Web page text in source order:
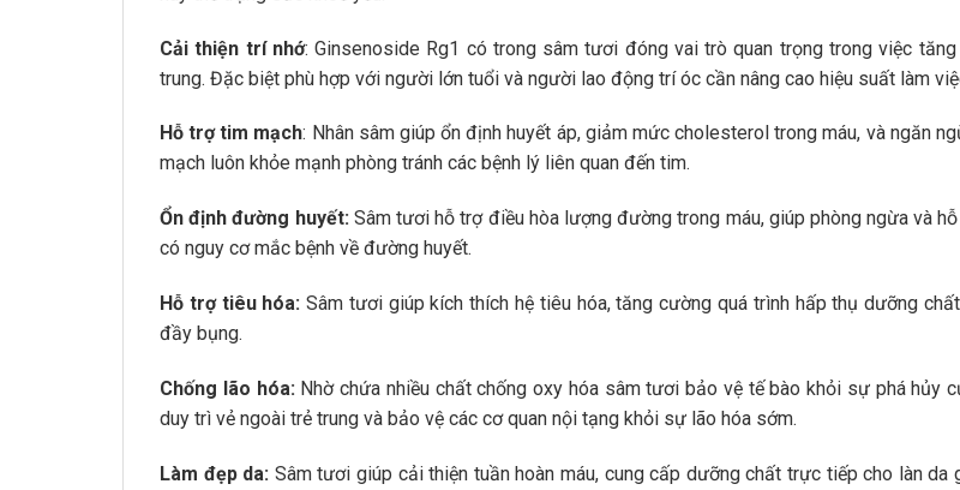
Cải thiện trí nhớ: Ginsenoside Rg1 có trong sâm tươi đóng vai trò quan trọng trong việc
trung. Đặc biệt phù hợp với người lớn tuổi và người lao động trí óc cần nâng cao hiệu suất làm
Hỗ trợ tim mạch: Nhân sâm giúp ổn định huyết áp, giảm mức cholesterol trong máu, và ngăn
mạch luôn khỏe mạnh phòng tránh các bệnh lý liên quan đến tim.
Ổn định đường huyết: Sâm tươi hỗ trợ điều hòa lượng đường trong máu, giúp phòng ngừa và
có nguy cơ mắc bệnh về đường huyết.
Hỗ trợ tiêu hóa:Sâm tươi giúp kích thích hệ tiêu hóa, tăng cường quá trình hấp thụ dưỡng
đầy bụng.
Chống lão hóa: Nhờ chứa nhiều chất chống oxy hóa sâm tươi bảo vệ tế bào khỏi sự phá hủy
duy trì vẻ ngoài trẻ trung và bảo vệ các cơ quan nội tạng khỏi sự lão hóa sớm.
Làm đẹp da: Sâm tươi giúp cải thiện tuần hoàn máu, cung cấp dưỡng chất trực tiếp cho làn